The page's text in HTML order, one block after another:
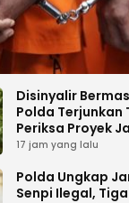
Disinyalir
Polda Terjunkan
Periksa Proyek
Tani di Galala
17 jam yang lalu
Polda Ungkap
Senpi Ilegal, Tiga